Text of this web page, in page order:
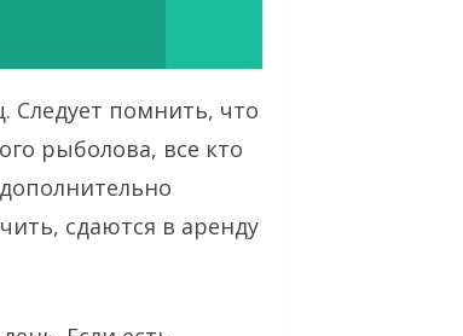
Следует помнить, что
рыболова, все кто
сдаются в аренду